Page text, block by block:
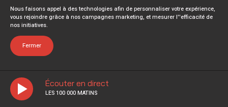
Écouter en direct
LES 100 000 MATINS
Politique de confidentialité
Conditions d'utilisation
FAQ
Nous faisons appel à des technologies afin de personnaliser votre expérience,
vous rejoindre grâce à nos campagnes marketing, et mesurer l''efficacité de
nos initiatives.
Fermer